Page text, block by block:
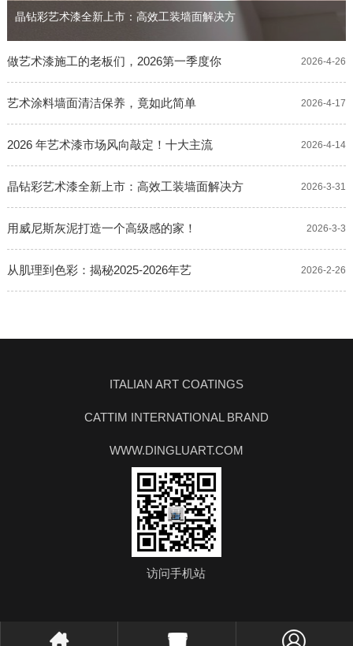
晶钻彩艺术漆全新上市：高效工装墙面解决方
2026-4-26
做艺术漆施工的老板们，2026第一季度你
2026-4-17
艺术涂料墙面清洁保养，竟如此简单
2026-4-14
2026 年艺术漆市场风向敲定！十大主流
2026-3-31
晶钻彩艺术漆全新上市：高效工装墙面解决方
2026-3-3
用威尼斯灰泥打造一个高级感的家！
2026-2-26
从肌理到色彩：揭秘2025-2026年艺
ITALIAN ART COATINGS
CATTIM INTERNATIONAL BRAND
WWW.DINGLUART.COM
访问手机站